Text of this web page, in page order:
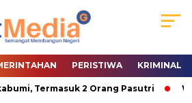
PERISTIWA KRIMINAL
Termasuk 2 Orang Pasutri